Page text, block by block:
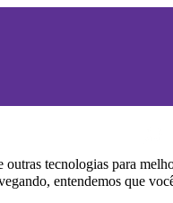
outras tecnologias para
entendemos que